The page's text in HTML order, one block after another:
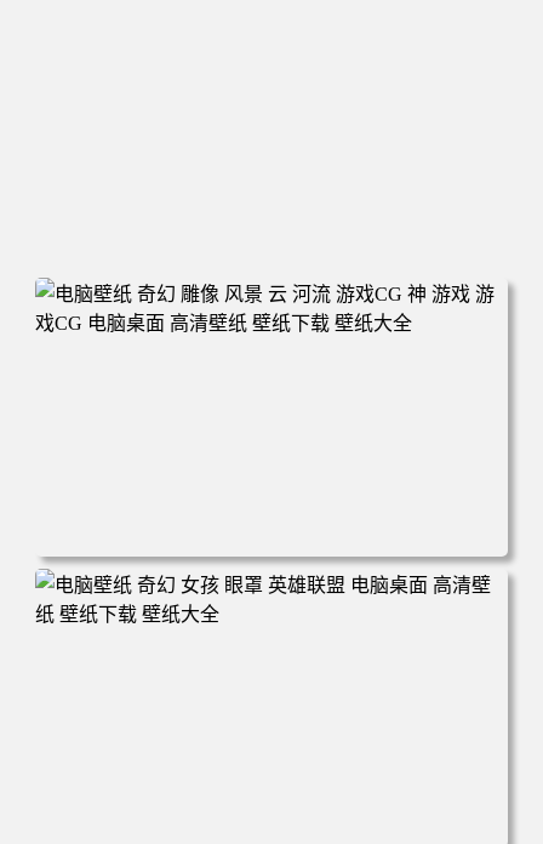
电脑壁纸 奇幻 雕像 风景 云 河流 游戏CG 神 游戏 游戏CG
电脑桌面 高清壁纸 壁纸下载 壁纸大全